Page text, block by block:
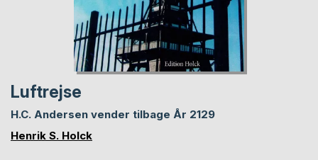
Luftrejse
H.C. Andersen vender tilbage År 2129
Henrik S. Holck